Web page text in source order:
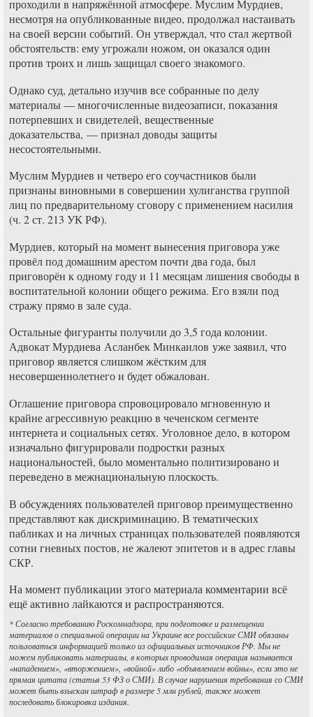
проходили в напряжённой атмосфере. Муслим Мурдиев,
несмотря на опубликованные видео, продолжал настаивать
на своей версии событий. Он утверждал, что стал жертвой
обстоятельств: ему угрожали ножом, он оказался один
против троих и лишь защищал своего знакомого.
Однако суд, детально изучив все собранные по делу
материалы — многочисленные видеозаписи, показания
потерпевших и свидетелей, вещественные
доказательства, — признал доводы защиты
несостоятельными.
Муслим Мурдиев и четверо его соучастников были
признаны виновными в совершении хулиганства группой
лиц по предварительному сговору с применением насилия
(ч. 2 ст. 213 УК РФ).
Мурдиев, который на момент вынесения приговора уже
провёл под домашним арестом почти два года, был
приговорён к одному году и 11 месяцам лишения свободы в
воспитательной колонии общего режима. Его взяли под
стражу прямо в зале суда.
Остальные фигуранты получили до 3,5 года колонии.
Адвокат Мурдиева Асланбек Минкаилов уже заявил, что
приговор является слишком жёстким для
несовершеннолетнего и будет обжалован.
Оглашение приговора спровоцировало мгновенную и
крайне агрессивную реакцию в чеченском сегменте
интернета и социальных сетях. Уголовное дело, в котором
изначально фигурировали подростки разных
национальностей, было моментально политизировано и
переведено в межнациональную плоскость.
В обсуждениях пользователей приговор преимущественно
представляют как дискриминацию. В тематических
пабликах и на личных страницах пользователей появляются
сотни гневных постов, не жалеют эпитетов и в адрес главы
СКР.
На момент публикации этого материала комментарии всё
ещё активно лайкаются и распространяются.
* Согласно требованию Роскомнадзора, при подготовке и размещении
материалов о специальной операции на Украине все российские СМИ обязаны
пользоваться информацией только из официальных источников РФ. Мы не
можем публиковать материалы, в которых проводимая операция называется
«нападением», «вторжением», «войной» либо «объявлением войны», если это не
прямая цитата (статья 53 ФЗ о СМИ). В случае нарушения требования со СМИ
может быть взыскан штраф в размере 5 млн рублей, также может
последовать блокировка издания.